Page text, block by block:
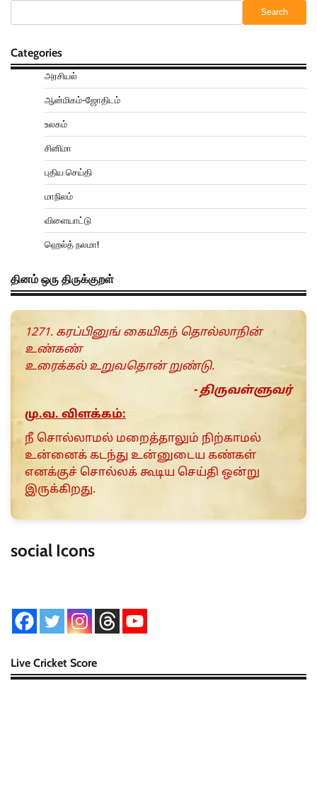
Search
Categories
அரசியல்
ஆன்மிகம்-ஜோதிடம்
உலகம்
சினிமா
புதிய செய்தி
மாநிலம்
விளையாட்டு
ஹெல்த் நலமா!
தினம் ஒரு திருக்குறள்
1271. கரப்பினுங் கையிகந் தொல்லாநின்
உண்கண்
உரைக்கல் உறுவதொன் றுண்டு.
- திருவள்ளுவர்
மு.வ. விளக்கம்:
நீ சொல்லாமல் மறைத்தாலும் நிற்காமல்
உன்னைக் கடந்து உன்னுடைய கண்கள்
எனக்குச் சொல்லக் கூடிய செய்தி ஒன்று
இருக்கிறது.
social Icons
Live Cricket Score